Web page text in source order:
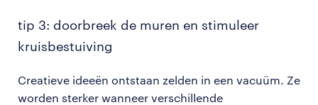
tip 3: doorbreek de muren en stimuleer
kruisbestuiving
Creatieve ideeën ontstaan zelden in een vacuüm. Ze
worden sterker wanneer verschillende